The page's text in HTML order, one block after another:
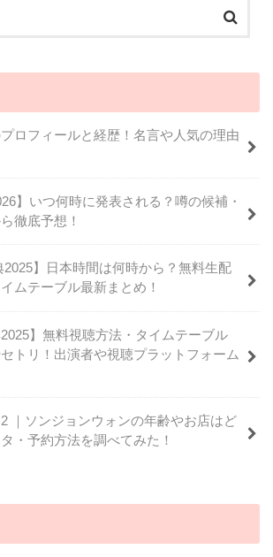
ロフィールと経歴！名言や人気の理由
】いつ何時に発表される？噂の候補・
徹底予想！
2025】日本時間は何時から？無料生配
ムテーブル最新まとめ！
2025】無料視聴方法・タイムテーブル
セトリ！出演者や視聴プラットフォーム
｜ソンジョンウォンの年齢やお店はど
・予約方法を調べてみた！